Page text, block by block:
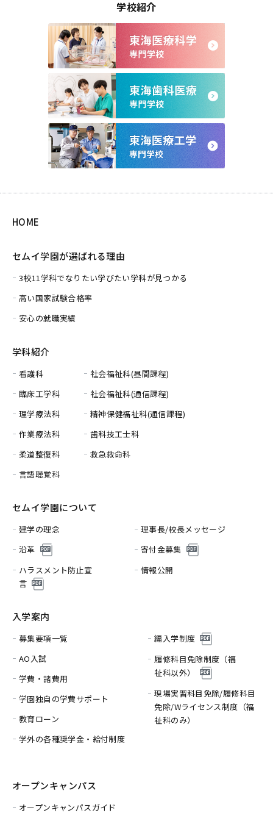
学校紹介
HOME
セムイ学園が選ばれる理由
3校11学科でなりたい学びたい学科が見つかる
高い国家試験合格率
安心の就職実績
学科紹介
看護科
臨床工学科
理学療法科
作業療法科
柔道整復科
言語聴覚科
社会福祉科(昼間課程)
社会福祉科(通信課程)
精神保健福祉科(通信課程)
歯科技工士科
救急救命科
セムイ学園について
建学の理念
理事長/校長メッセージ
沿革
寄付金募集
ハラスメント防止宣
言
情報公開
入学案内
募集要項一覧
AO入試
学費・諸費用
学園独自の学費サポート
教育ローン
学外の各種奨学金・給付制度
編入学制度
履修科目免除制度（福
祉科以外）
現場実習科目免除/履修科目
免除/Wライセンス制度（福
祉科のみ）
オープンキャンパス
オープンキャンパスガイド